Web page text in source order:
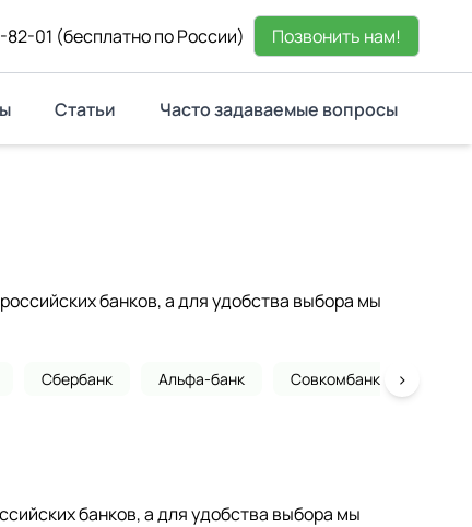
01 (бесплатно по России) Позвонить нам!
Статьи Часто задаваемые вопросы
банков, а для удобства выбора мы
Сбербанк Альфа-банк Совкомбанк ›
банков, а для удобства выбора мы